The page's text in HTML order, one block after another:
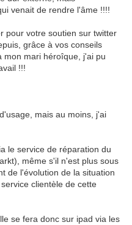
venait de rendre l'âme !!!!
pour votre soutien sur twitter
grâce à vos conseils
mon mari héroîque, j'ai pu
!!!
mais au moins, j'ai
le service de réparation du
même s'il n'est plus sous
de l'évolution de la situation
clientèle de cette
se fera donc sur ipad via les